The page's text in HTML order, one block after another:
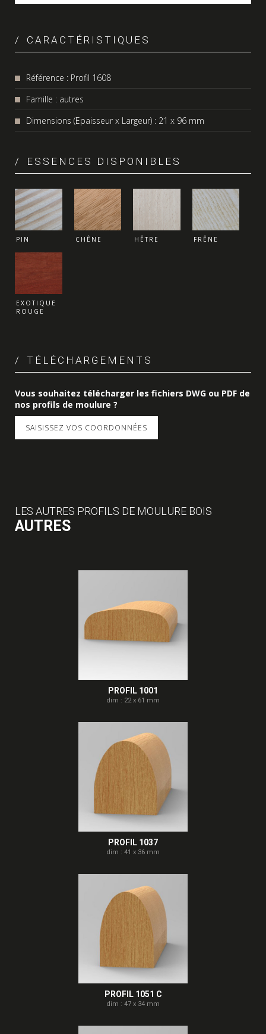
CARACTÉRISTIQUES
Référence : Profil 1608
Famille : autres
Dimensions (Epaisseur x Largeur) : 21 x 96 mm
ESSENCES DISPONIBLES
PIN CHÊNE HÊTRE FRÊNE
EXOTIQUE
ROUGE
TÉLÉCHARGEMENTS
Vous souhaitez télécharger les fichiers DWG ou PDF de
nos profils de moulure ?
SAISISSEZ VOS COORDONNÉES
LES AUTRES PROFILS DE MOULURE BOIS
AUTRES
PROFIL 1001
dim : 22 x 61 mm
PROFIL 1037
dim : 41 x 36 mm
PROFIL 1051 C
dim : 47 x 34 mm